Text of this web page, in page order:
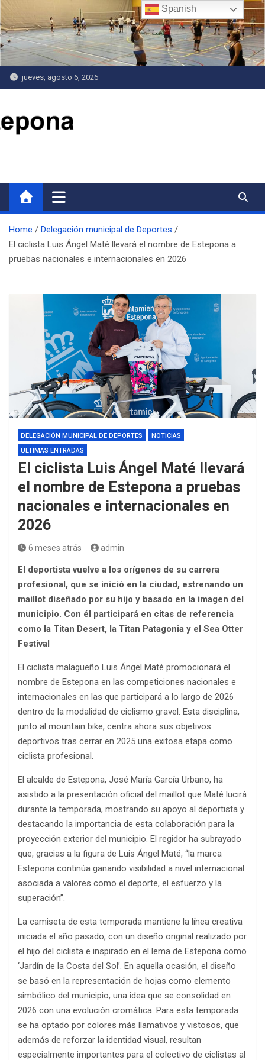
Saltar
al
contenido
jueves, agosto 6, 2026
Home
Delegación municipal de Deportes
El ciclista Luis Ángel Maté llevará el nombre de Estepona a
pruebas nacionales e internacionales en 2026
DELEGACIÓN MUNICIPAL DE DEPORTES
NOTICIAS
ULTIMAS ENTRADAS
El ciclista Luis Ángel Maté llevará
el nombre de Estepona a pruebas
nacionales e internacionales en
2026
6 meses atrás admin
El deportista vuelve a los orígenes de su carrera
profesional, que se inició en la ciudad, estrenando un
maillot diseñado por su hijo y basado en la imagen del
municipio. Con él participará en citas de referencia
como la Titan Desert, la Titan Patagonia y el Sea Otter
Festival
El ciclista malagueño Luis Ángel Maté promocionará el
nombre de Estepona en las competiciones nacionales e
internacionales en las que participará a lo largo de 2026
dentro de la modalidad de ciclismo gravel. Esta disciplina,
junto al mountain bike, centra ahora sus objetivos
deportivos tras cerrar en 2025 una exitosa etapa como
ciclista profesional.
El alcalde de Estepona, José María García Urbano, ha
asistido a la presentación oficial del maillot que Maté lucirá
durante la temporada, mostrando su apoyo al deportista y
destacando la importancia de esta colaboración para la
proyección exterior del municipio. El regidor ha subrayado
que, gracias a la figura de Luis Ángel Maté, “la marca
Estepona continúa ganando visibilidad a nivel internacional
asociada a valores como el deporte, el esfuerzo y la
superación”.
La camiseta de esta temporada mantiene la línea creativa
iniciada el año pasado, con un diseño original realizado por
el hijo del ciclista e inspirado en el lema de Estepona como
‘Jardín de la Costa del Sol’. En aquella ocasión, el diseño
se basó en la representación de hojas como elemento
simbólico del municipio, una idea que se consolidad en
2026 con una evolución cromática. Para esta temporada
se ha optado por colores más llamativos y vistosos, que
además de reforzar la identidad visual, resultan
especialmente importantes para el colectivo de ciclistas al
Spanish